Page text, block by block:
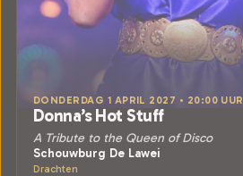
DONDERDAG 1 APRIL 2027 • 20:00 UUR
Donna’s Hot Stuff
A Tribute to the Queen of Disco
Schouwburg De Lawei
Drachten